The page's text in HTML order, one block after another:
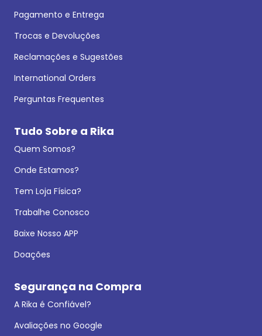
Pagamento e Entrega
Trocas e Devoluções
Reclamações e Sugestões
International Orders
Perguntas Frequentes
Tudo Sobre a Rika
Quem Somos?
Onde Estamos?
Tem Loja Física?
Trabalhe Conosco
Baixe Nosso APP
Doações
Segurança na Compra
A Rika é Confiável?
Avaliações no Google